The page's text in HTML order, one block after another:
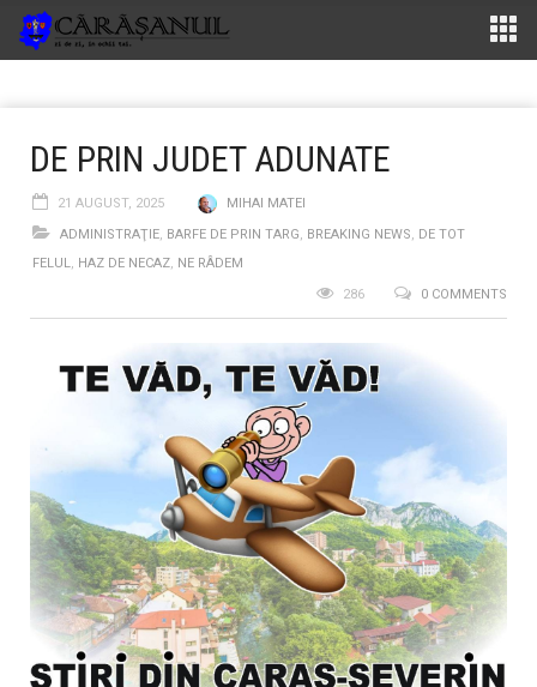
DE PRIN JUDET ADUNATE
21 AUGUST, 2025
MIHAI MATEI
ADMINISTRAŢIE, BARFE DE PRIN TARG, BREAKING NEWS, DE TOT
FELUL, HAZ DE NECAZ, NE RÂDEM
0 COMMENTS
286